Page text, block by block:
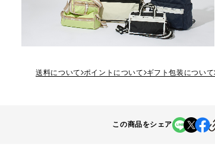
送料について ポイントについて ギフト包装について
この商品をシェア